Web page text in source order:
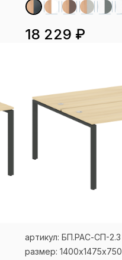
18 229 ₽
артикул: БП.РАС-СП-2.3
размер: 1400х1475х750